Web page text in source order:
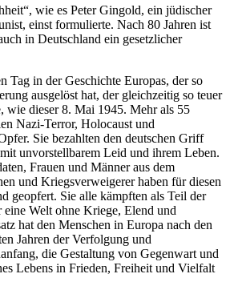
wie es Peter Gingold, ein jüdischer
einst formulierte. Nach 80 Jahren ist
in Deutschland ein gesetzlicher
Tag in der Geschichte Europas, der so
ausgelöst hat, der gleichzeitig so teuer
wie dieser 8. Mai 1945. Mehr als 55
Nazi-Terror, Holocaust und
Sie bezahlten den deutschen Griff
unvorstellbarem Leid und ihrem Leben.
Frauen und Männer aus dem
und Kriegsverweigerer haben für diesen
geopfert. Sie alle kämpften als Teil der
Welt ohne Kriege, Elend und
hat den Menschen in Europa nach den
Jahren der Verfolgung und
die Gestaltung von Gegenwart und
Lebens in Frieden, Freiheit und Vielfalt